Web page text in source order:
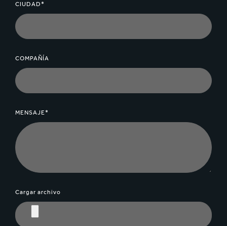
CIUDAD*
COMPAÑÍA
MENSAJE*
Cargar archivo